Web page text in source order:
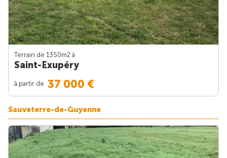
Terrain de 1350m2 à
Saint-Exupéry
à partir de 37 000 €
Sauveterre-de-Guyenne